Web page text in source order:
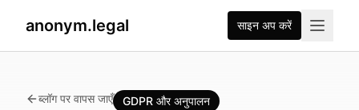
anonym.legal साइन अप करें
ब्लॉग पर वापस जाएँ GDPR और अनुपालन